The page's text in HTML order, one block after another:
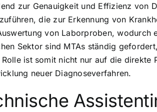
zur Genauigkeit und Effizienz von
die zur Erkennung von
von Laborproben, wodurch
Sektor sind MTAs ständig
ist somit nicht nur auf die direkte
neuer Diagnoseverfahren.